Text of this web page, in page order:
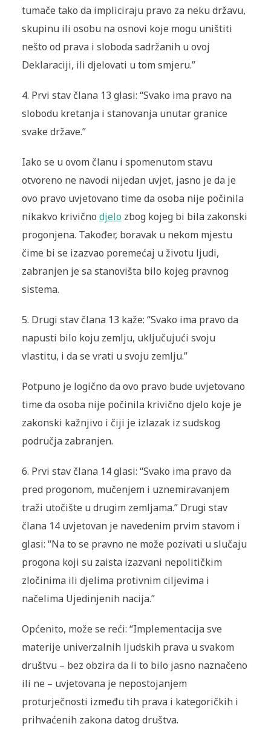
tumače tako da impliciraju pravo za neku državu,
skupinu ili osobu na osnovi koje mogu uništiti
nešto od prava i sloboda sadržanih u ovoj
Deklaraciji, ili djelovati u tom smjeru.”
4. Prvi stav člana 13 glasi: “Svako ima pravo na
slobodu kretanja i stanovanja unutar granice
svake države.”
Iako se u ovom članu i spomenutom stavu
otvoreno ne navodi nijedan uvjet, jasno je da je
ovo pravo uvjetovano time da osoba nije počinila
nikakvo krivično djelo zbog kojeg bi bila zakonski
progonjena. Također, boravak u nekom mjestu
čime bi se izazvao poremećaj u životu ljudi,
zabranjen je sa stanovišta bilo kojeg pravnog
sistema.
5. Drugi stav člana 13 kaže: “Svako ima pravo da
napusti bilo koju zemlju, uključujući svoju
vlastitu, i da se vrati u svoju zemlju.”
Potpuno je logično da ovo pravo bude uvjetovano
time da osoba nije počinila krivično djelo koje je
zakonski kažnjivo i čiji je izlazak iz sudskog
područja zabranjen.
6. Prvi stav člana 14 glasi: “Svako ima pravo da
pred progonom, mučenjem i uznemiravanjem
traži utočište u drugim zemljama.” Drugi stav
člana 14 uvjetovan je navedenim prvim stavom i
glasi: “Na to se pravno ne može pozivati u slučaju
progona koji su zaista izazvani nepolitičkim
zločinima ili djelima protivnim ciljevima i
načelima Ujedinjenih nacija.”
Općenito, može se reći: “Implementacija sve
materije univerzalnih ljudskih prava u svakom
društvu – bez obzira da li to bilo jasno naznačeno
ili ne – uvjetovana je nepostojanjem
proturječnosti između tih prava i kategoričkih i
prihvaćenih zakona datog društva.